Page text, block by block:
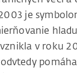
je
v roku